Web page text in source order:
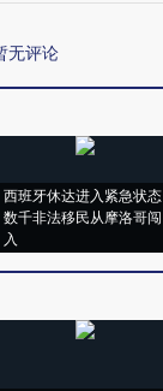
无评论
西班牙休达进入紧急状态
数千非法移民从摩洛哥闯
入